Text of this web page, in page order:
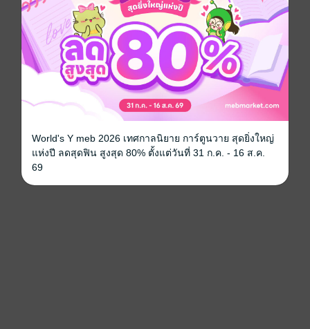
World's Y meb 2026 เทศกาลนิยาย การ์ตูนวาย สุดยิ่งใหญ่
แห่งปี ลดสุดฟิน สูงสุด 80% ตั้งแต่วันที่ 31 ก.ค. - 16 ส.ค.
69